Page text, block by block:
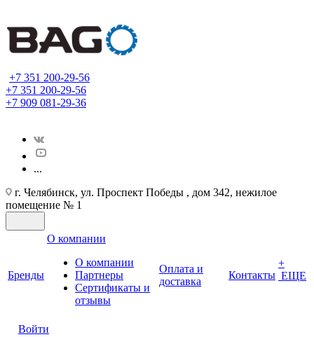
+7 351 200-29-56
+7 351 200-29-56
+7 909 081-29-36
...
г. Челябинск, ул. Проспект Победы , дом 342, нежилое
помещение № 1
Бренды
О компании
О компании
Партнеры
Cертификаты и
отзывы
Оплата и
доставка
Контакты
+
ЕЩЕ
Войти